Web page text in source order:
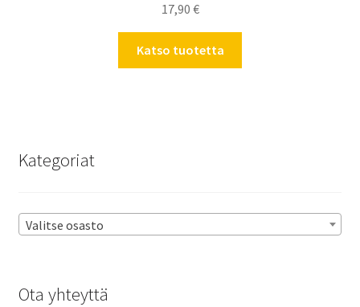
17,90 €
Katso tuotetta
Kategoriat
Valitse osasto
Ota yhteyttä